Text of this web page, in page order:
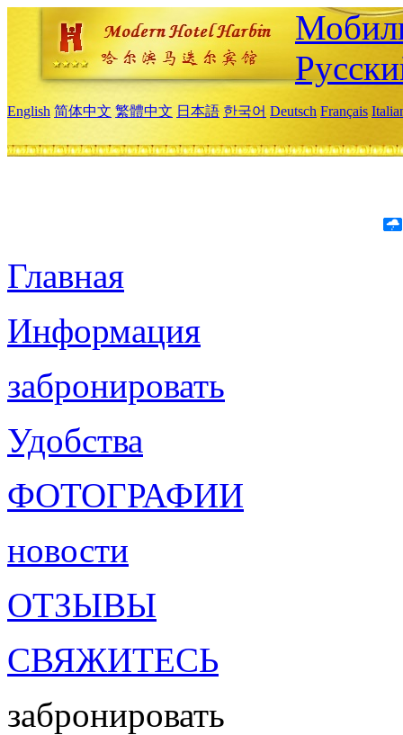
English 简体中文 繁體中文 日本語 한국어 Deutsch Français
Главная
Информация
забронировать
Удобства
ФОТОГРАФИИ
новости
ОТЗЫВЫ
СВЯЖИТЕСЬ
забронировать